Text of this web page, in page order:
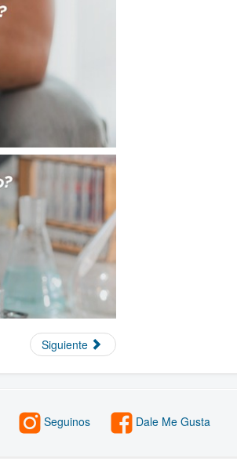
Siguiente
Seguinos Dale Me Gusta